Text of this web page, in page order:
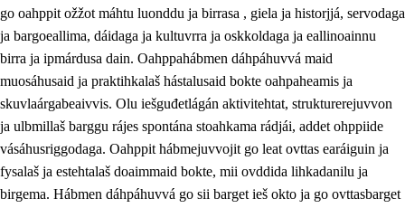
Fágaidrasttideaddji fáttát
go oahppit ožžot máhtu luonddu ja birrasa , giela ja historjjá, servodaga
ja bargoeallima, dáidaga ja kultuvrra ja oskkoldaga ja eallinoainnu
birra ja ipmárdusa dain. Oahppahábmen dáhpáhuvvá maid
muosáhusaid ja praktihkalaš hástalusaid bokte oahpaheamis ja
skuvlaárgabeaivvis. Olu iešguđetlágán aktivitehtat, strukturerejuvvon
ja ulbmillaš barggu rájes spontána stoahkama rádjái, addet ohppiide
vásáhusriggodaga. Oahppit hábmejuvvojit go leat ovttas earáiguin ja
fysalaš ja estehtalaš doaimmaid bokte, mii ovddida lihkadanilu ja
birgema. Hábmen dáhpáhuvvá go sii barget ieš okto ja go ovttasbarget